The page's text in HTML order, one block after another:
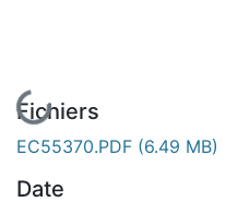
En cours de chargement...
Fichiers
EC55370.PDF (6.49 MB)
Date